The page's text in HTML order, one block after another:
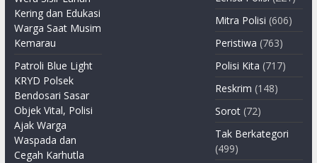
Kering dan Edukasi
Warga Saat Musim
Kemarau
Patroli Blue Light
KRYD Polsek
Bendosari Sasar
Objek Vital, Polisi
Ajak Warga
Waspada dan
Cegah Karhutla
Mitra Polisi (606)
Peristiwa (763)
Polisi Kita (717)
Reskrim (148)
Sorot (72)
Tak Berkategori
(499)